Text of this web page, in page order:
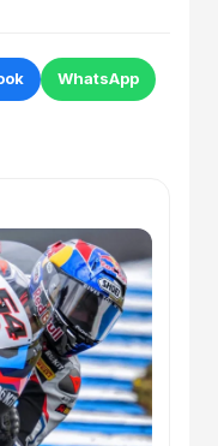
WhatsApp